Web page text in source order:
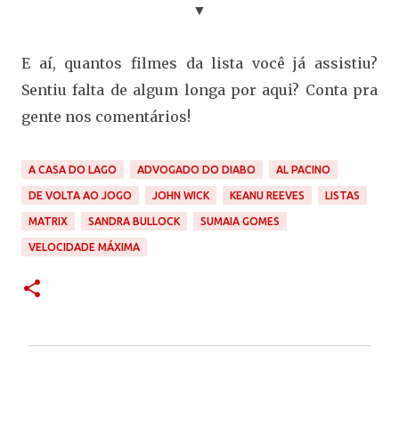
▼
E aí, quantos filmes da lista você já assistiu?
Sentiu falta de algum longa por aqui? Conta pra
gente nos comentários!
A CASA DO LAGO ADVOGADO DO DIABO AL PACINO
DE VOLTA AO JOGO JOHN WICK KEANU REEVES LISTAS
MATRIX SANDRA BULLOCK SUMAIA GOMES
VELOCIDADE MÁXIMA